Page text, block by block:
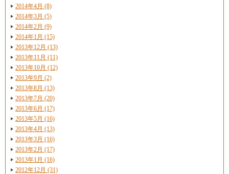
2014年4月 (8)
2014年3月 (5)
2014年2月 (9)
2014年1月 (15)
2013年12月 (13)
2013年11月 (11)
2013年10月 (12)
2013年9月 (2)
2013年8月 (13)
2013年7月 (20)
2013年6月 (17)
2013年5月 (16)
2013年4月 (13)
2013年3月 (16)
2013年2月 (17)
2013年1月 (16)
2012年12月 (31)